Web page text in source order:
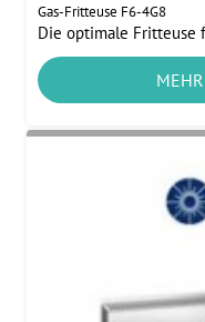
Gas-Fritteuse F6-4G8
Die optimale Fritteuse